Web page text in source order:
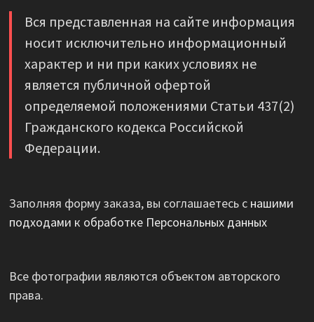
Вся представленная на сайте информация
носит исключительно информационный
характер и ни при каких условиях не
является публичной офертой
определяемой положениями Статьи 437(2)
Гражданского кодекса Российской
Федерации.
Заполняя форму заказа, вы соглашаетесь с нашими
подходами к обработке Персональных данных
Все фотографии являются объектом авторского
права.